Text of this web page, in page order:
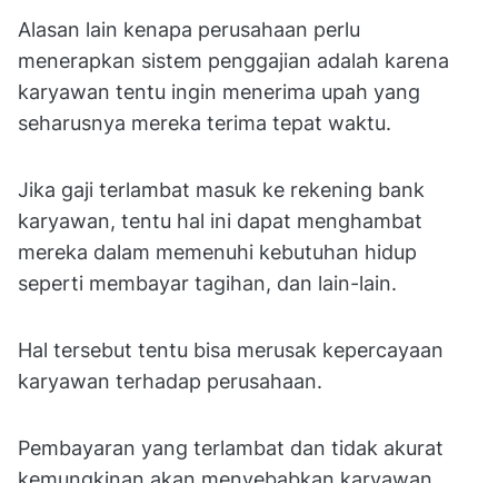
Alasan lain kenapa perusahaan perlu
menerapkan sistem penggajian adalah karena
karyawan tentu ingin menerima upah yang
seharusnya mereka terima tepat waktu.
Jika gaji terlambat masuk ke rekening bank
karyawan, tentu hal ini dapat menghambat
mereka dalam memenuhi kebutuhan hidup
seperti membayar tagihan, dan lain-lain.
Hal tersebut tentu bisa merusak kepercayaan
karyawan terhadap perusahaan.
Pembayaran yang terlambat dan tidak akurat